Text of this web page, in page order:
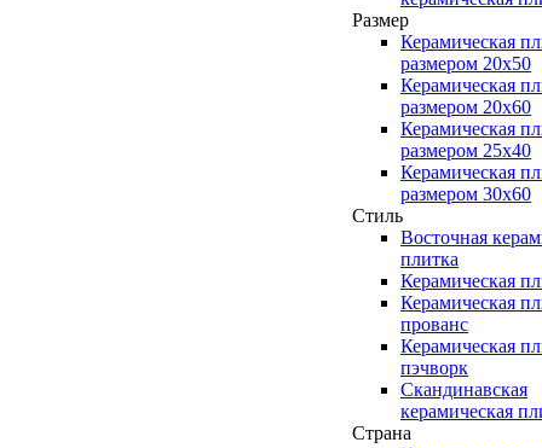
Размер
Керамическая
размером 20x50
Керамическая
размером 20x60
Керамическая
размером 25x40
Керамическая
размером 30x60
Стиль
Восточная
плитка
Керамическая
Керамическая
прованс
Керамическая
пэчворк
Скандинавская
керамическая
Страна